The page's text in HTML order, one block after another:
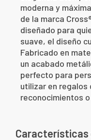
moderna y
de la marca
diseñado para
suave, el diseño
Fabricado en
un acabado
perfecto para
utilizar en
reconocimientos
Características